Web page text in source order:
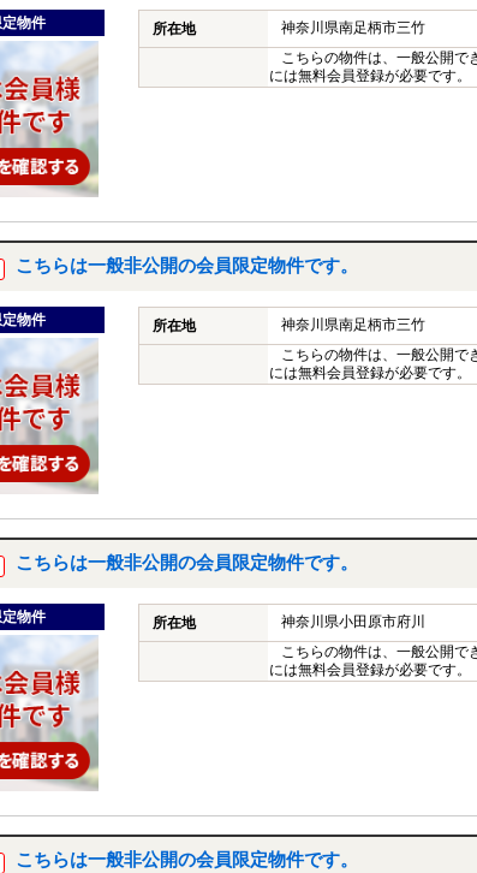
物件 所在地
神奈川県南足柄市三竹
こちらの物件は、一般公開で
には無料会員登録が必要です。
こちらは一般非公開の会員限定物件です。
物件 所在地
神奈川県南足柄市三竹
こちらの物件は、一般公開で
には無料会員登録が必要です。
こちらは一般非公開の会員限定物件です。
物件 所在地
神奈川県小田原市府川
こちらの物件は、一般公開で
には無料会員登録が必要です。
こちらは一般非公開の会員限定物件です。